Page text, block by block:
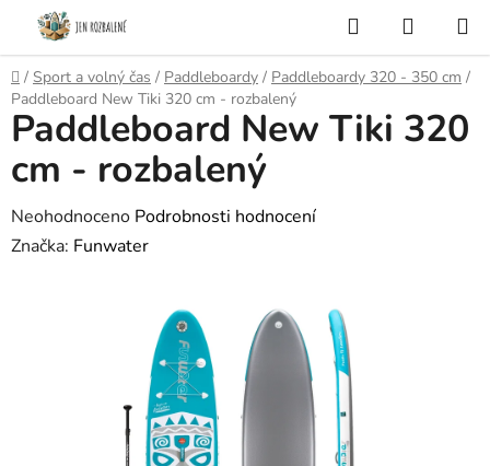
Přejít
obsah
Hledat
KOŠÍK
Domů
/ Sport a volný čas / Paddleboardy / Paddleboardy 320 - 350 cm /
Paddleboard New Tiki 320 cm - rozbalený
Paddleboard New Tiki 320
cm - rozbalený
Průměrné
hodnocení
Neohodnoceno Podrobnosti hodnocení
Značka: Funwater